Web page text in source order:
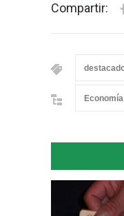
Compartir: